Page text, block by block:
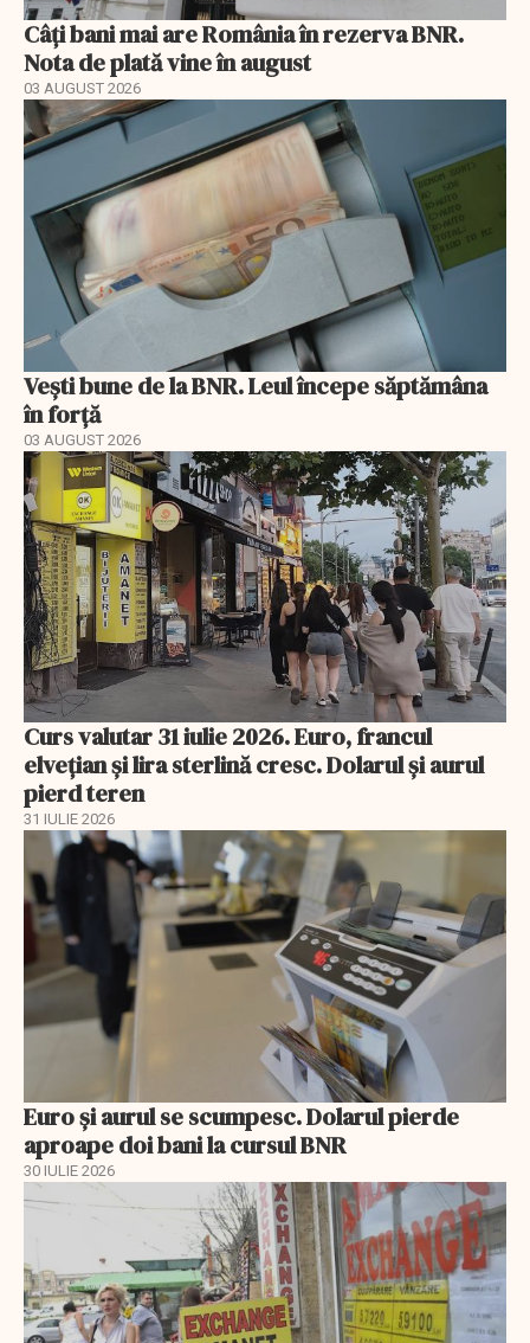
Câți bani mai are România în rezerva BNR.
Nota de plată vine în august
03 AUGUST 2026
Vești bune de la BNR. Leul începe săptămâna
în forță
03 AUGUST 2026
Curs valutar 31 iulie 2026. Euro, francul
elvețian și lira sterlină cresc. Dolarul și aurul
pierd teren
31 IULIE 2026
Euro și aurul se scumpesc. Dolarul pierde
aproape doi bani la cursul BNR
30 IULIE 2026